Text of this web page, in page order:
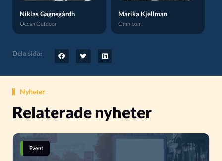
Niklas Gagnegårdh
Ocean Outdoor
Marika Kjellman
Omnicom
Dela sida:
Nyheter
Relaterade nyheter
Event